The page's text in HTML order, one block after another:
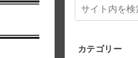
カテゴリー